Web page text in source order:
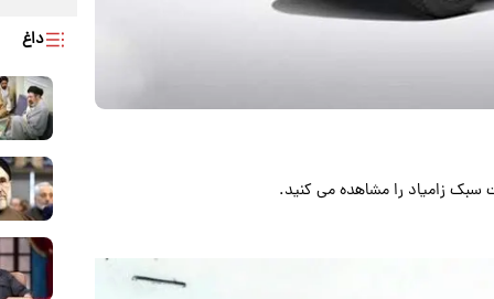
سبک زامیاد را مشاهده می کنید.
داغ